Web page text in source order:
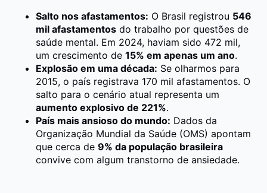
Salto nos afastamentos: O Brasil registrou 546
mil afastamentos do trabalho por questões de
saúde mental. Em 2024, haviam sido 472 mil,
um crescimento de 15% em apenas um ano.
Explosão em uma década: Se olharmos para
2015, o país registrava 170 mil afastamentos. O
salto para o cenário atual representa um
aumento explosivo de 221%.
País mais ansioso do mundo: Dados da
Organização Mundial da Saúde (OMS) apontam
que cerca de 9% da população brasileira
convive com algum transtorno de ansiedade.